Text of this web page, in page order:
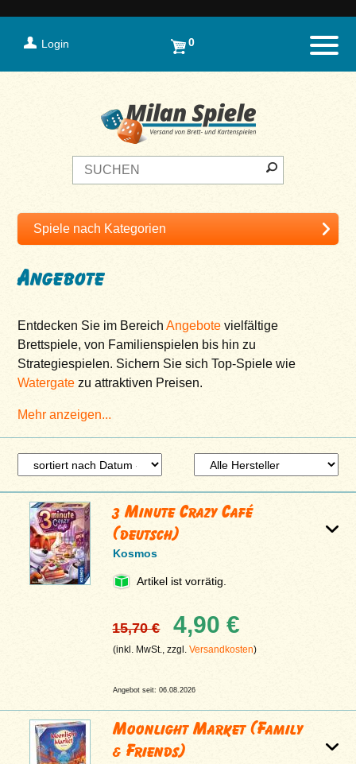
Login 0
Angebote
Entdecken Sie im BereichAngebote vielfältige
Brettspiele, von Familienspielen bis hin zu
Strategiespielen. Sichern Sie sich Top-Spiele wie
Watergate zu attraktiven Preisen.
Mehr anzeigen...
3 Minute Crazy Café
(deutsch)
Kosmos
Artikel ist vorrätig.
15,70 € 4,90 €
(inkl. MwSt., zzgl.Versandkosten)
Angebot seit: 06.08.2026
Moonlight Market (Family
& Friends)